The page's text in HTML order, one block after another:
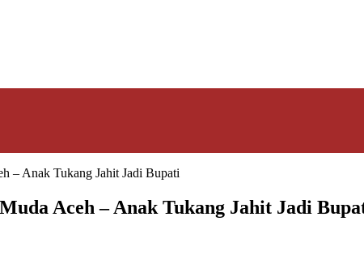
– Anak Tukang Jahit Jadi Bupati
Aceh – Anak Tukang Jahit Jadi